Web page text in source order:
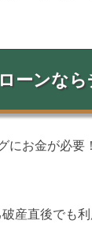
ーンな
にお金が必要
産直後でも